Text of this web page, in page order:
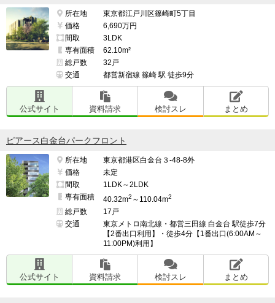
所在地
東京都江戸川区篠崎町5丁目
価格
6,690万円
間取
3LDK
専有面積
62.10m²
総戸数
32戸
交通
都営新宿線 篠崎 駅 徒歩9分
公式サイト 資料請求 検討スレ まとめ
ピアース白金台パークフロント
所在地
東京都港区白金台３-48-8外
価格
未定
間取
1LDK～2LDK
専有面積
40.32m2 ～110.04m2
総戸数
17戸
交通
東京メトロ南北線・都営三田線 白金台 駅徒歩7分
【2番出口利用】・徒歩4分【1番出口(6:00AM～
11:00PM)利用】
公式サイト 資料請求 検討スレ まとめ